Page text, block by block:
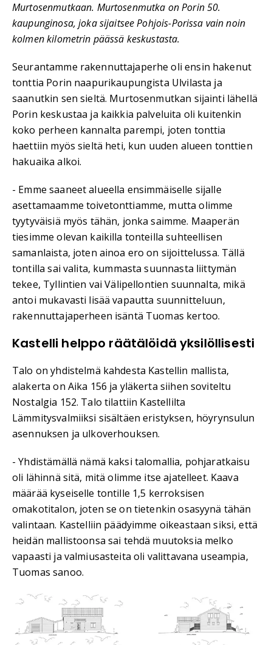
Murtosenmutkaan. Murtosenmutka on Porin 50.
kaupunginosa, joka sijaitsee Pohjois-Porissa vain noin
kolmen kilometrin päässä keskustasta.
Seurantamme rakennuttajaperhe oli ensin hakenut
tonttia Porin naapurikaupungista Ulvilasta ja
saanutkin sen sieltä. Murtosenmutkan sijainti lähellä
Porin keskustaa ja kaikkia palveluita oli kuitenkin
koko perheen kannalta parempi, joten tonttia
haettiin myös sieltä heti, kun uuden alueen tonttien
hakuaika alkoi.
- Emme saaneet alueella ensimmäiselle sijalle
asettamaamme toivetonttiamme, mutta olimme
tyytyväisiä myös tähän, jonka saimme. Maaperän
tiesimme olevan kaikilla tonteilla suhteellisen
samanlaista, joten ainoa ero on sijoittelussa. Tällä
tontilla sai valita, kummasta suunnasta liittymän
tekee, Tyllintien vai Välipellontien suunnalta, mikä
antoi mukavasti lisää vapautta suunnitteluun,
rakennuttajaperheen isäntä Tuomas kertoo.
Kastelli helppo räätälöidä yksilöllisesti
Talo on yhdistelmä kahdesta Kastellin mallista,
alakerta on Aika 156 ja yläkerta siihen soviteltu
Nostalgia 152. Talo tilattiin Kastellilta
Lämmitysvalmiiksi sisältäen eristyksen, höyrynsulun
asennuksen ja ulkoverhouksen.
- Yhdistämällä nämä kaksi talomallia, pohjaratkaisu
oli lähinnä sitä, mitä olimme itse ajatelleet. Kaava
määrää kyseiselle tontille 1,5 kerroksisen
omakotitalon, joten se on tietenkin osasyynä tähän
valintaan. Kastelliin päädyimme oikeastaan siksi, että
heidän mallistoonsa sai tehdä muutoksia melko
vapaasti ja valmiusasteita oli valittavana useampia,
Tuomas sanoo.